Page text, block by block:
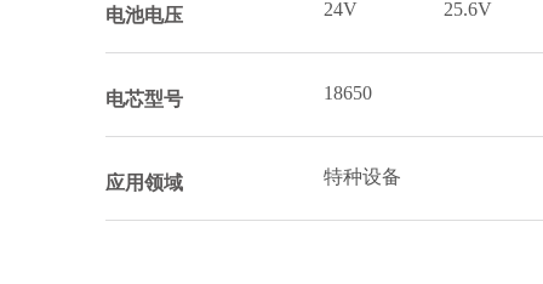
电池电压 24V 25.6V
电芯型号 18650
应用领域 特种设备